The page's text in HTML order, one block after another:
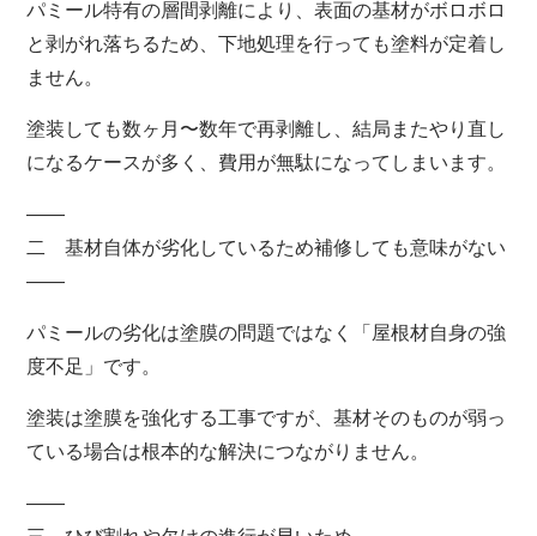
パミール特有の層間剥離により、表面の基材がボロボロ
と剥がれ落ちるため、下地処理を行っても塗料が定着し
ません。
塗装しても数ヶ月〜数年で再剥離し、結局またやり直し
になるケースが多く、費用が無駄になってしまいます。
――
二 基材自体が劣化しているため補修しても意味がない
――
パミールの劣化は塗膜の問題ではなく「屋根材自身の強
度不足」です。
塗装は塗膜を強化する工事ですが、基材そのものが弱っ
ている場合は根本的な解決につながりません。
――